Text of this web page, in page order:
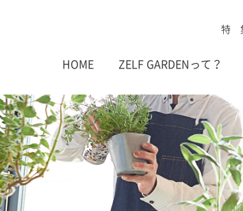
HOME ZELF GARDENって？
特